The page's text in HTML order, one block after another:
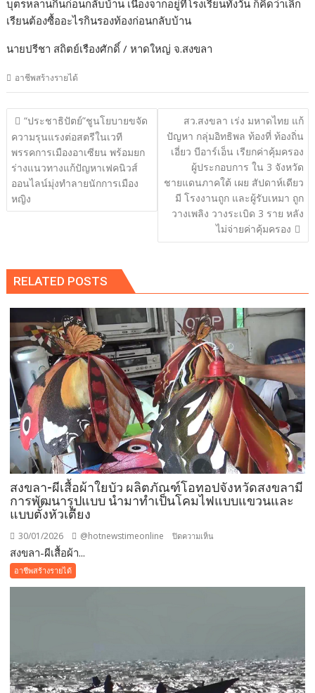
บุตรหลานกินก่อนกลับบ้าน เนื่องจากอยู่ที่โรงเรียนทั้งวัน ก็คิดว่าเลิก
เรียนต้องซื้ออะไรกินรองท้องก่อนกลับบ้าน
นายปรีชา สถิตย์เรืองศักดิ์ / หาดใหญ่ จ.สงขลา
อาชีพสร้างรายได้
แนะแนว
เรื่อง
“ประชาธิปัตย์”ชูนโยบายขจัด
ความรุนแรงต่อสตรีในเวที
พรรคการเมืองอาเซียน พร้อมยก
ร่างแนวทางแก้ปัญหาเฟคนิวส์
ออนไลน์มุ่งทำลายนักการเมือง
หญิง
สว.สงขลา เร่ง มหาดไทย แก้
ปัญหา กลุ่มอิทธิพล ท้องที่ ท้องถิ่น
เอี่ยว บีอาร์เอ็น เรียกค่าคุ้มครอง
ผู้ประกอบการ ใน 3 จังหวัด
ชายแดนภาคใต้ เผย สัปดาห์เดียว
มี โรงงานถูก และผู้รับเหมา ถูก
วางเพลิง วางระเบิด 3 ราย หลัง
ไม่จ่ายค่าคุ้มครอง
RELATED POSTS
สงขลา-ผีเสื้อผ้าใยบัว ผลิตภัณฑ์โอทอปจังหวัดสงขลามี
การพัฒนารูปแบบ นำมาทำเป็นโคมไฟแบบแขวนและ
แบบตั้งหัวเตียง
30/01/2026 @hotnewstimeonline ปิดความเห็น
ทอป
จังหวัด
สงขลา
สงขลา-ผีเสื้อผ้า...
อาชีพสร้างรายได้